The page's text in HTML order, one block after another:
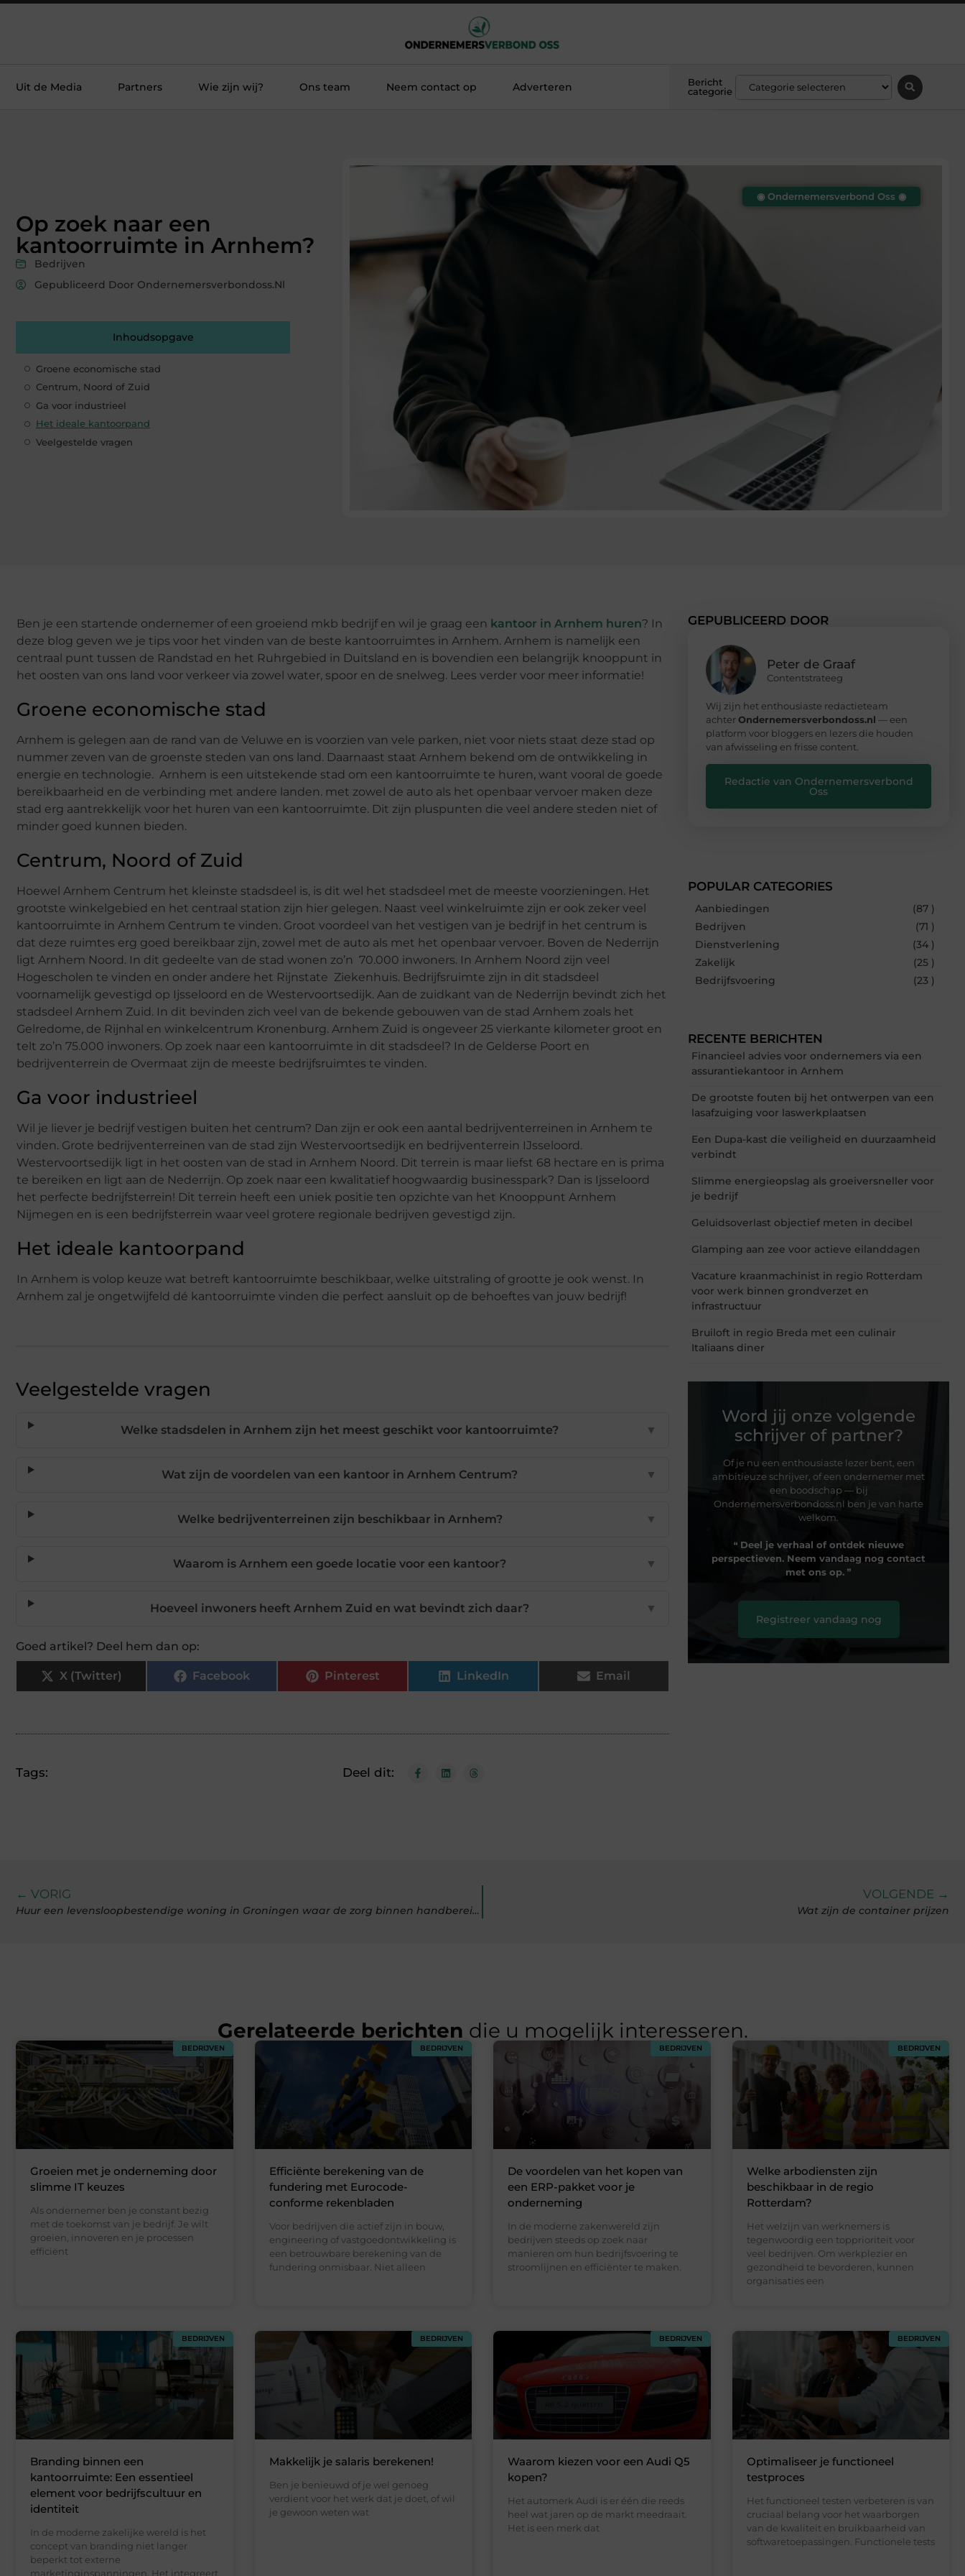
Uit de Media Partners Wie zijn wij? Ons team Neem contact op Adverteren
Bericht
categorie
Op zoek naar een
kantoorruimte in Arnhem?
Bedrijven
Gepubliceerd Door Ondernemersverbondoss.nl
Inhoudsopgave
Groene economische stad
Centrum, Noord of Zuid
Ga voor industrieel
Het ideale kantoorpand
Veelgestelde vragen
◉ Ondernemersverbond Oss ◉
Ben je een startende ondernemer of een groeiend mkb bedrijf en wil je graag een kantoor in Arnhem huren? In
deze blog geven we je tips voor het vinden van de beste kantoorruimtes in Arnhem. Arnhem is namelijk een
centraal punt tussen de Randstad en het Ruhrgebied in Duitsland en is bovendien een belangrijk knooppunt in
het oosten van ons land voor verkeer via zowel water, spoor en de snelweg. Lees verder voor meer informatie!
Groene economische stad
Arnhem is gelegen aan de rand van de Veluwe en is voorzien van vele parken, niet voor niets staat deze stad op
nummer zeven van de groenste steden van ons land. Daarnaast staat Arnhem bekend om de ontwikkeling in
energie en technologie. Arnhem is een uitstekende stad om een kantoorruimte te huren, want vooral de goede
bereikbaarheid en de verbinding met andere landen. met zowel de auto als het openbaar vervoer maken deze
stad erg aantrekkelijk voor het huren van een kantoorruimte. Dit zijn pluspunten die veel andere steden niet of
minder goed kunnen bieden.
Centrum, Noord of Zuid
Hoewel Arnhem Centrum het kleinste stadsdeel is, is dit wel het stadsdeel met de meeste voorzieningen. Het
grootste winkelgebied en het centraal station zijn hier gelegen. Naast veel winkelruimte zijn er ook zeker veel
kantoorruimte in Arnhem Centrum te vinden. Groot voordeel van het vestigen van je bedrijf in het centrum is
dat deze ruimtes erg goed bereikbaar zijn, zowel met de auto als met het openbaar vervoer. Boven de Nederrijn
ligt Arnhem Noord. In dit gedeelte van de stad wonen zo’n 70.000 inwoners. In Arnhem Noord zijn veel
Hogescholen te vinden en onder andere het Rijnstate Ziekenhuis. Bedrijfsruimte zijn in dit stadsdeel
voornamelijk gevestigd op Ijsseloord en de Westervoortsedijk. Aan de zuidkant van de Nederrijn bevindt zich het
stadsdeel Arnhem Zuid. In dit bevinden zich veel van de bekende gebouwen van de stad Arnhem zoals het
Gelredome, de Rijnhal en winkelcentrum Kronenburg. Arnhem Zuid is ongeveer 25 vierkante kilometer groot en
telt zo’n 75.000 inwoners. Op zoek naar een kantoorruimte in dit stadsdeel? In de Gelderse Poort en
bedrijventerrein de Overmaat zijn de meeste bedrijfsruimtes te vinden.
Ga voor industrieel
Wil je liever je bedrijf vestigen buiten het centrum? Dan zijn er ook een aantal bedrijventerreinen in Arnhem te
vinden. Grote bedrijventerreinen van de stad zijn Westervoortsedijk en bedrijventerrein IJsseloord.
Westervoortsedijk ligt in het oosten van de stad in Arnhem Noord. Dit terrein is maar liefst 68 hectare en is prima
te bereiken en ligt aan de Nederrijn. Op zoek naar een kwalitatief hoogwaardig businesspark? Dan is Ijsseloord
het perfecte bedrijfsterrein! Dit terrein heeft een uniek positie ten opzichte van het Knooppunt Arnhem
Nijmegen en is een bedrijfsterrein waar veel grotere regionale bedrijven gevestigd zijn.
Het ideale kantoorpand
In Arnhem is volop keuze wat betreft kantoorruimte beschikbaar, welke uitstraling of grootte je ook wenst. In
Arnhem zal je ongetwijfeld dé kantoorruimte vinden die perfect aansluit op de behoeftes van jouw bedrijf!
Veelgestelde vragen
Welke stadsdelen in Arnhem zijn het meest geschikt voor kantoorruimte? ▼
Wat zijn de voordelen van een kantoor in Arnhem Centrum? ▼
Welke bedrijventerreinen zijn beschikbaar in Arnhem? ▼
Waarom is Arnhem een goede locatie voor een kantoor? ▼
Hoeveel inwoners heeft Arnhem Zuid en wat bevindt zich daar? ▼
Goed artikel? Deel hem dan op:
X (Twitter) Facebook Pinterest LinkedIn Email
Tags: Deel dit:
GEPUBLICEERD DOOR
Peter de Graaf
Contentstrateeg
Wij zijn het enthousiaste redactieteam
achterOndernemersverbondoss.nl — een
platform voor bloggers en lezers die houden
van afwisseling en frisse content.
Redactie van Ondernemersverbond
Oss
POPULAR CATEGORIES
Aanbiedingen
(87 )
Bedrijven
(71 )
Dienstverlening
(34 )
Zakelijk
(25 )
Bedrijfsvoering
(23 )
RECENTE BERICHTEN
Financieel advies voor ondernemers via een
assurantiekantoor in Arnhem
De grootste fouten bij het ontwerpen van een
lasafzuiging voor laswerkplaatsen
Een Dupa-kast die veiligheid en duurzaamheid
verbindt
Slimme energieopslag als groeiversneller voor
je bedrijf
Geluidsoverlast objectief meten in decibel
Glamping aan zee voor actieve eilanddagen
Vacature kraanmachinist in regio Rotterdam
voor werk binnen grondverzet en
infrastructuur
Bruiloft in regio Breda met een culinair
Italiaans diner
Word jij onze volgende
schrijver of partner?
Of je nu een enthousiaste lezer bent, een
ambitieuze schrijver, of een ondernemer met
een boodschap — bij
Ondernemersverbondoss.nl ben je van harte
welkom.
❝ Deel je verhaal of ontdek nieuwe
perspectieven. Neem vandaag nog contact
met ons op. ❞
Registreer vandaag nog
← VORIG
Huur een levensloopbestendige woning in Groningen waar de zorg binnen handbereik is
VOLGENDE →
Wat zijn de container prijzen
Gerelateerde berichten die u mogelijk interesseren.
BEDRIJVEN
Groeien met je onderneming door
slimme IT keuzes
Als ondernemer ben je constant bezig
met de toekomst van je bedrijf. Je wilt
groeien, innoveren en je processen
efficiënt
BEDRIJVEN
Efficiënte berekening van de
fundering met Eurocode-
conforme rekenbladen
Voor bedrijven die actief zijn in bouw,
engineering of vastgoedontwikkeling is
een betrouwbare berekening van de
fundering onmisbaar. Niet alleen
BEDRIJVEN
De voordelen van het kopen van
een ERP-pakket voor je
onderneming
In de moderne zakenwereld zijn
bedrijven steeds op zoek naar
manieren om hun bedrijfsvoering te
stroomlijnen en efficiënter te maken.
BEDRIJVEN
Welke arbodiensten zijn
beschikbaar in de regio
Rotterdam?
Het welzijn van werknemers is
tegenwoordig een topprioriteit voor
veel bedrijven. Om werkplezier en
gezondheid te bevorderen, kunnen
organisaties een
BEDRIJVEN
Branding binnen een
kantoorruimte: Een essentieel
element voor bedrijfscultuur en
identiteit
In de moderne zakelijke wereld is het
concept van branding niet langer
beperkt tot externe
marketinginspanningen. Het integreert
BEDRIJVEN
Makkelijk je salaris berekenen!
Ben je benieuwd of je wel genoeg
verdient voor het werk dat je doet, of wil
je gewoon weten wat
BEDRIJVEN
Waarom kiezen voor een Audi Q5
kopen?
Het automerk Audi is er één die reeds
heel wat jaren op de markt meedraait.
Het is een merk dat
BEDRIJVEN
Optimaliseer je functioneel
testproces
Het functioneel testen verbeteren is van
cruciaal belang voor het waarborgen
van de kwaliteit en bruikbaarheid van
softwaretoepassingen. Functionele tests